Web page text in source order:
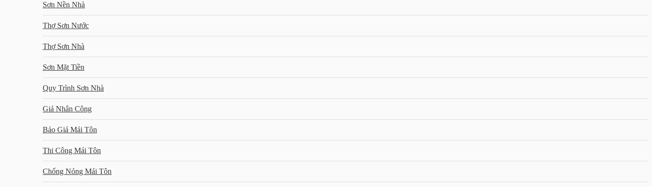
Sơn Nền Nhà
Thợ Sơn Nước
Thợ Sơn Nhà
Sơn Mặt Tiền
Quy Trình Sơn Nhà
Giá Nhân Công
Báo Giá Mái Tôn
Thi Công Mái Tôn
Chống Nóng Mái Tôn